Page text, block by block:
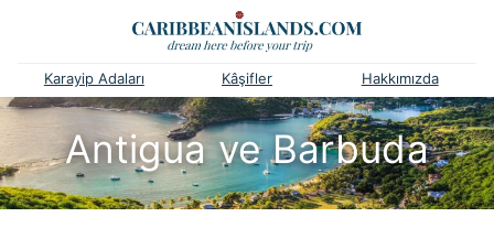
Karayip Adaları Kâşifler Hakkımızda
Antigua ve Barbuda